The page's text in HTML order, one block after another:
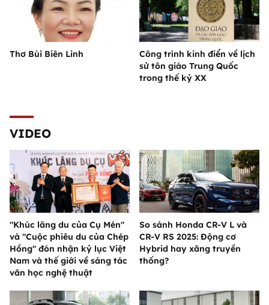
Thơ Bùi Biên Linh
Công trình kinh điển về lịch
sử tôn giáo Trung Quốc
trong thế kỷ XX
VIDEO
"Khúc lãng du của Cụ Mén"
và "Cuộc phiêu du của Chép
Hồng" đón nhận kỷ lục Việt
Nam và thế giới về sáng tác
văn học nghệ thuật
So sánh Honda CR-V L và
CR-V RS 2025: Động cơ
Hybrid hay xăng truyền
thống?